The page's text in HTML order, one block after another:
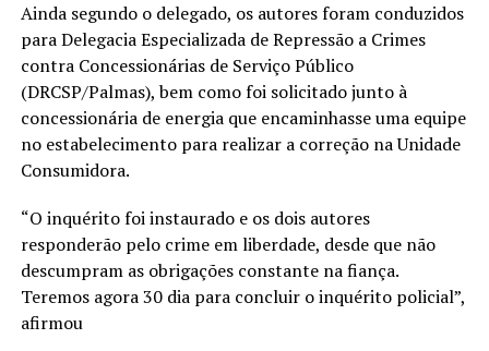
Ainda segundo o delegado, os autores foram conduzidos
para Delegacia Especializada de Repressão a Crimes
contra Concessionárias de Serviço Público
(DRCSP/Palmas), bem como foi solicitado junto à
concessionária de energia que encaminhasse uma equipe
no estabelecimento para realizar a correção na Unidade
Consumidora.
“O inquérito foi instaurado e os dois autores
responderão pelo crime em liberdade, desde que não
descumpram as obrigações constante na fiança.
Teremos agora 30 dia para concluir o inquérito policial”,
afirmou